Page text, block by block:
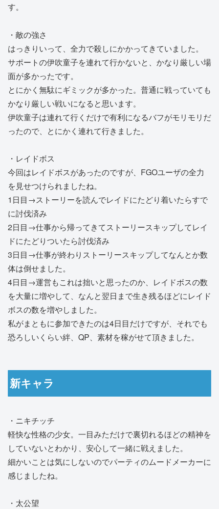
す。
・敵の強さ
はっきりいって、全力で殺しにかかってきていました。
サポートの伊吹童子を連れて行かないと、かなり厳しい場
面が多かったです。
とにかく無駄にギミックが多かった。普通に戦っていても
かなり厳しい戦いになると思います。
伊吹童子は連れて行くだけで有利になるバフがモリモリだ
ったので、とにかく連れて行きました。
・レイドボス
今回はレイドボスがあったのですが、FGOユーザの全力
を見せつけられましたね。
1日目→ストーリーを読んでレイドにたどり着いたらすで
に討伐済み
2日目→仕事から帰ってきてストーリースキップしてレイ
ドにたどりついたら討伐済み
3日目→仕事が終わりストーリースキップしてなんとか数
体は倒せました。
4日目→運営もこれは拙いと思ったのか、レイドボスの数
を大量に増やして、なんと翌日まで生き残るほどにレイド
ボスの数を増やしました。
私がまともに参加できたのは4日目だけですが、それでも
恐ろしいくらい絆、QP、素材を稼がせて頂きました。
新キャラ
・ニキチッチ
軽快な性格の少女。一目みただけで裏切れるほどの精神を
していないとわかり、安心して一緒に戦えました。
細かいことは気にしないのでパーティのムードメーカーに
感じましたね。
・太公望